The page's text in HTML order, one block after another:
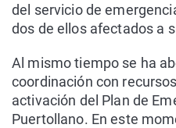
del servicio de
dos de ellos afectados a
Al mismo tiempo se ha
coordinación con
activación del Plan de
Puertollano. En este